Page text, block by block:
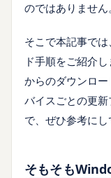
のではありません。
そこで本記事で
ド手順をご紹介
からのダウンロ
バイスごとの更
で、ぜひ参考にし
そもそも